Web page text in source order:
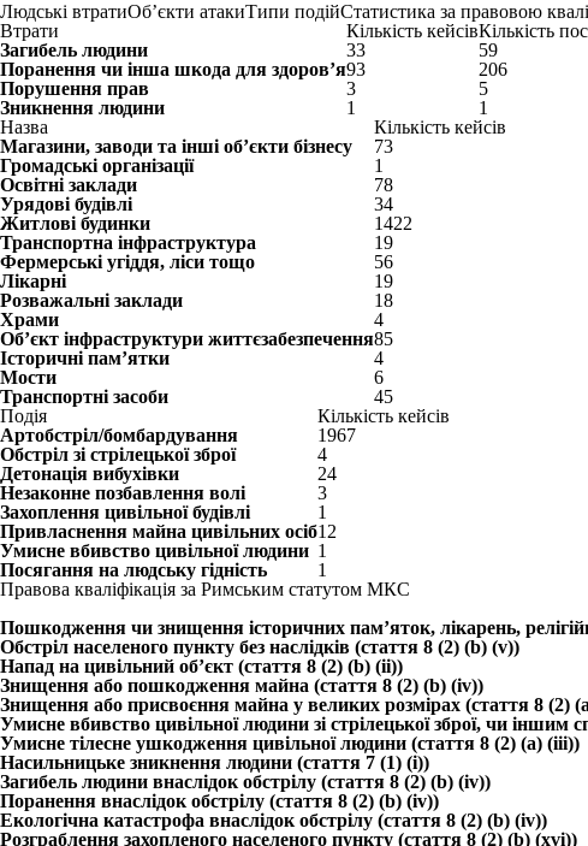
Людські втратиОб’єкти атакиТипи подійСтатистика за правовою
Втрати
Кількість кейсівКількість
Загибель людини
33
59
Поранення чи інша шкода для здоров’я93
206
Порушення прав
3
5
Зникнення людини
1
1
Назва
Кількість кейсів
Магазини, заводи та інші об’єкти бізнесу
73
Громадські організації
1
Освітні заклади
78
Урядові будівлі
34
Житлові будинки
1422
Транспортна інфраструктура
19
Фермерські угіддя, ліси тощо
56
Лікарні
19
Розважальні заклади
18
Храми
4
Об’єкт інфраструктури життєзабезпечення85
Історичні пам’ятки
4
Мости
6
Транспортні засоби
45
Подія
Кількість кейсів
Артобстріл/бомбардування
1967
Обстріл зі стрілецької зброї
4
Детонація вибухівки
24
Незаконне позбавлення волі
3
Захоплення цивільної будівлі
1
Привласнення майна цивільних осіб12
Умисне вбивство цивільної людини 1
Посягання на людську гідність
1
Правова кваліфікація за Римським статутом МКС
Пошкодження чи знищення історичних пам’яток, лікарень,
Обстріл населеного пункту без наслідків (стаття 8 (2) (b) (v))
Напад на цивільний об’єкт (стаття 8 (2) (b) (ii))
Знищення або пошкодження майна (стаття 8 (2) (b) (iv))
Знищення або присвоєння майна у великих розмірах (стаття 8 (2)
Умисне вбивство цивільної людини зі стрілецької зброї, чи іншим
Умисне тілесне ушкодження цивільної людини (стаття 8 (2) (a) (iii))
Насильницьке зникнення людини (стаття 7 (1) (i))
Загибель людини внаслідок обстрілу (стаття 8 (2) (b) (iv))
Поранення внаслідок обстрілу (стаття 8 (2) (b) (iv))
Екологічна катастрофа внаслідок обстрілу (стаття 8 (2) (b) (iv))
Розграблення захопленого населеного пункту (стаття 8 (2) (b) (xvi))